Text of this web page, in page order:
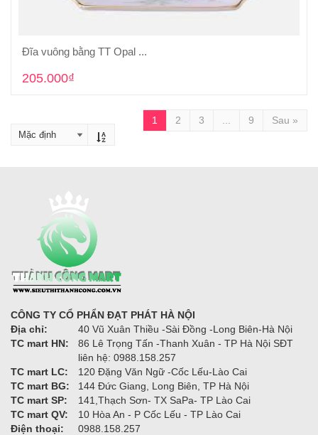
Cho vào giỏ hàng
Đĩa vuông bằng TT Opal ...
205.000₫
1 2 3 9 Sau »
CÔNG TY CỔ PHẨN ĐẠT PHÁT HÀ NỘI
Địa chỉ:
40 Vũ Xuân Thiều -Sài Đồng -Long Biên-Hà Nội
TC mart HN:
86 Lê Trọng Tấn -Thanh Xuân - TP Hà Nội SĐT
liên hệ: 0988.158.257
TC mart LC:
120 Đặng Văn Ngữ -Cốc Lếu-Lào Cai
TC mart BG:
144 Đức Giang, Long Biên, TP Hà Nội
TC mart SP:
141,Thạch Sơn- TX SaPa- TP Lào Cai
TC mart QV:
10 Hòa An - P Cốc Lếu - TP Lào Cai
Điện thoại:
0988.158.257